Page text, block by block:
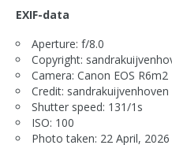
EXIF-data
Aperture: f/8.0
Copyright:
Camera: Canon EOS R6m2
Credit: sandrakuijvenhoven
Shutter speed: 131/1s
ISO: 100
Photo taken: 22 April, 2026